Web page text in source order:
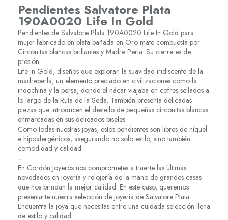
Pendientes Salvatore Plata
190A0020 Life In Gold
Pendientes de Salvatore Plata 190A0020 Life In Gold para
mujer fabricado en plata bañada en Oro mate compuesta por
Circonitas blancas brillantes y Madre Perla. Su cierre es de
presión.
Life in Gold, diseños que exploran la suavidad iridiscente de la
madreperla, un elemento preciado en civilizaciones como la
indochina y la persa, donde el nácar viajaba en cofres sellados a
lo largo de la Ruta de la Seda. También presenta delicadas
piezas que introducen el destello de pequeñas circonitas blancas
enmarcadas en sus delicados biseles.
Como todas nuestras joyas, estos pendientes son libres de níquel
e hipoalergénicos, asegurando no solo estilo, sino también
comodidad y calidad.
–
En Cordón Joyeros nos comprometes a traerte las últimas
novedades en joyería y relojería de la mano de grandes casas
que nos brindan la mejor calidad. En este caso, queremos
presentarte nuestra selección de joyería de Salvatore Plata.
Encuentra la joya que necesitas entre una cuidada selección llena
de estilo y calidad.